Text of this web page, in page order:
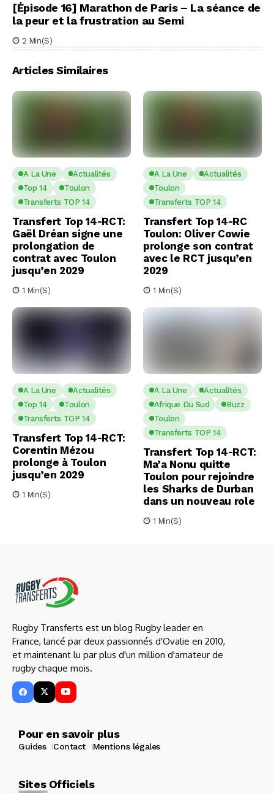
[Épisode 16] Marathon de Paris – La séance de
la peur et la frustration au Semi
2 Min(s)
Articles Similaires
A La Une
Actualités
Top 14
Toulon
Transferts TOP 14
Transfert Top 14-RCT:
Gaël Dréan signe une
prolongation de
contrat avec Toulon
jusqu’en 2029
1 Min(s)
A La Une
Actualités
Toulon
Transferts TOP 14
Transfert Top 14-RC
Toulon: Oliver Cowie
prolonge son contrat
avec le RCT jusqu’en
2029
1 Min(s)
A La Une
Actualités
Top 14
Toulon
Transferts TOP 14
Transfert Top 14-RCT:
Corentin Mézou
prolonge à Toulon
jusqu’en 2029
1 Min(s)
A La Une
Actualités
Afrique Du Sud
Buzz
Toulon
Transferts TOP 14
Transfert Top 14-RCT:
Ma’a Nonu quitte
Toulon pour rejoindre
les Sharks de Durban
dans un nouveau role
1 Min(s)
Rugby Transferts est un blog Rugby leader en
France, lancé par deux passionnés d'Ovalie en 2010,
et maintenant lu par plus d'un million d'amateur de
rugby chaque mois.
Pour en savoir plus
Guides Contact Mentions légales
Sites Officiels